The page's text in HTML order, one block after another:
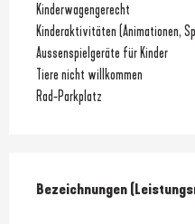
Kinderwagengerecht
Kinderaktivitäten (Animationen,
Aussenspielgeräte für Kinder
Tiere nicht willkommen
Rad-Parkplatz
Bezeichnungen
Bezeichnungen